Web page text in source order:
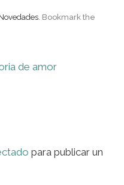
. Bookmark the
de amor
para publicar un